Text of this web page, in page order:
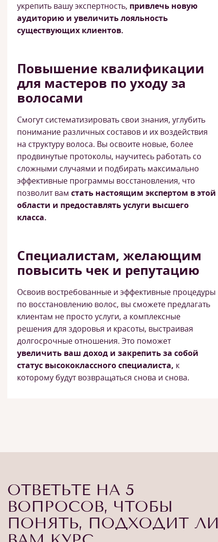
укрепить вашу экспертность, привлечь новую
аудиторию и увеличить лояльность
существующих клиентов.
Повышение квалификации
для мастеров по уходу за
волосами
Смогут систематизировать свои знания, углубить
понимание различных составов и их воздействия
на структуру волоса. Вы освоите новые, более
продвинутые протоколы, научитесь работать со
сложными случаями и подбирать максимально
эффективные программы восстановления, что
позволит вам стать настоящим экспертом в этой
области и предоставлять услуги высшего
класса.
Специалистам, желающим
повысить чек и репутацию
Освоив востребованные и эффективные процедуры
по восстановлению волос, вы сможете предлагать
клиентам не просто услуги, а комплексные
решения для здоровья и красоты, выстраивая
долгосрочные отношения. Это поможет
увеличить ваш доход и закрепить за собой
статус высококлассного специалиста, к
которому будут возвращаться снова и снова.
ОТВЕТЬТЕ НА 5
ВОПРОСОВ, ЧТОБЫ
ПОНЯТЬ, ПОДХОДИТ